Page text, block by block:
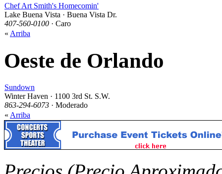
Chef Art Smith's Homecomin'
Lake Buena Vista · Buena Vista Dr.
407-560-0100 · Caro
« Arriba
Oeste de Orlando
Sundown
Winter Haven · 1100 3rd St. S.W.
863-294-6073 · Moderado
« Arriba